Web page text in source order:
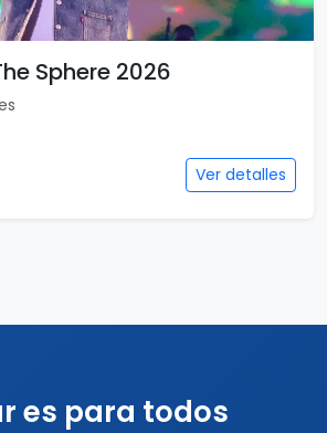
Sphere 2026
Ver detalles
es para todos